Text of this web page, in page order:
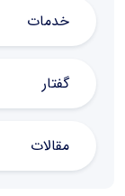
خدمات
گفتار
مقالات